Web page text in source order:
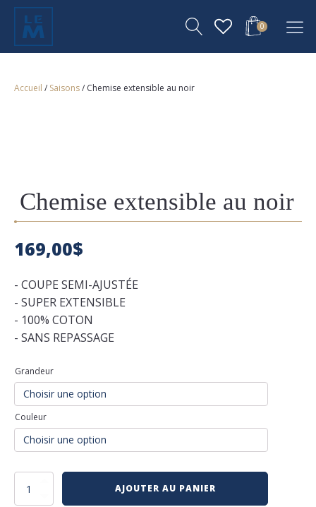
0
Accueil / Saisons/ Chemise extensible au noir
Chemise extensible au noir
169,00$
- COUPE SEMI-AJUSTÉE
- SUPER EXTENSIBLE
- 100% COTON
- SANS REPASSAGE
Grandeur
Couleur
quantité
AJOUTER AU PANIER